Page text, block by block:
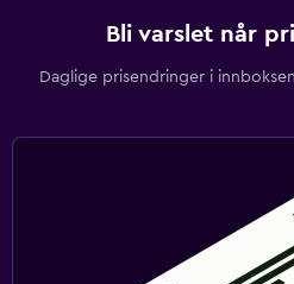
Bli varslet når
Daglige prisendringer i